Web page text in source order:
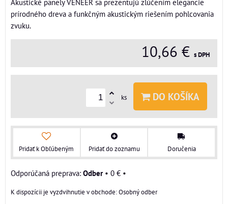
prírodného dreva a funkčným akustickým riešením pohlcovania
zvuku.
10,66 € s DPH
ks DO KOŠÍKA
Pridať k Obľúbeným Pridať do zoznamu Doručenia
Odber• 0 € •
Osobný odber